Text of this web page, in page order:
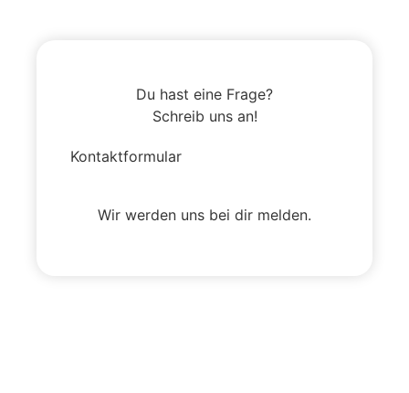
Du hast eine Frage?
Schreib uns an!
Kontaktformular
Wir werden uns bei dir melden.